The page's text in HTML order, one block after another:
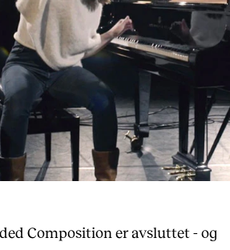
Composition er avsluttet - og